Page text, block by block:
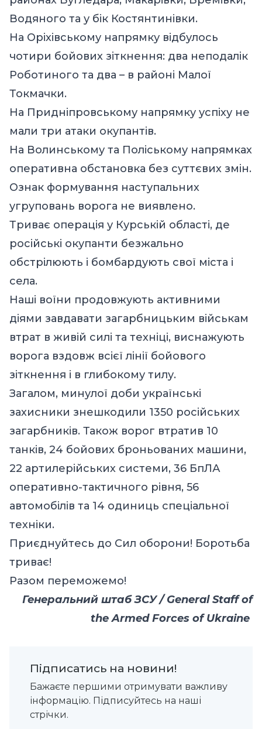
Водяного та у бік Костянтинівки.
На Оріхівському напрямку відбулось
чотири бойових зіткнення: два неподалік
Роботиного та два – в районі Малої
Токмачки.
На Придніпровському напрямку успіху не
мали три атаки окупантів.
На Волинському та Поліському напрямках
оперативна обстановка без суттєвих змін.
Ознак формування наступальних
угруповань ворога не виявлено.
Триває операція у Курській області, де
російські окупанти безжально
обстрілюють і бомбардують свої міста і
села.
Наші воїни продовжують активними
діями завдавати загарбницьким військам
втрат в живій силі та техніці, виснажують
ворога вздовж всієї лінії бойового
зіткнення і в глибокому тилу.
Загалом, минулої доби українські
захисники знешкодили 1350 російських
загарбників. Також ворог втратив 10
танків, 24 бойових броньованих машини,
22 артилерійських системи, 36 БпЛА
оперативно-тактичного рівня, 56
автомобілів та 14 одиниць спеціальної
техніки.
Приєднуйтесь до Сил оборони! Боротьба
триває!
Разом переможемо!
Генеральний штаб ЗСУ / General Staff of
the Armed Forces of Ukraine
Підписатись на новини!
Бажаєте першими отримувати важливу
інформацію. Підписуйтесь на наші
стрічки.